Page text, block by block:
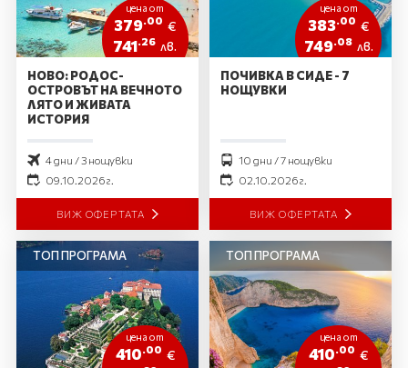
цена от
379.00 €
741 .26 лв.
НОВО: РОДОС-
ОСТРОВЪТ НА ВЕЧНОТО
ЛЯТО И ЖИВАТА
ИСТОРИЯ
4 дни / 3 нощувки
09.10.2026 г.
ВИЖ ОФЕРТАТА
цена от
383.00 €
749 .08 лв.
ПОЧИВКА В СИДЕ - 7
НОЩУВКИ
10 дни / 7 нощувки
02.10.2026 г.
ВИЖ ОФЕРТАТА
ТОП ПРОГРАМА
цена от
410.00 €
ТОП ПРОГРАМА
цена от
410.00 €